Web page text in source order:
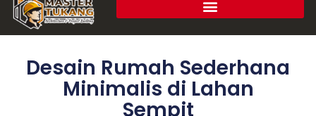
Desain Rumah Sederhana
Minimalis di Lahan
Sempit